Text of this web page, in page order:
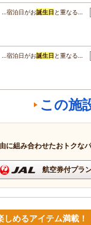
…宿泊日がお誕生日 と重なる…
…宿泊日がお誕生日 と重なる…
この施
に組み合わせたおトクな
航空券付プラ
めるアイテム満載！